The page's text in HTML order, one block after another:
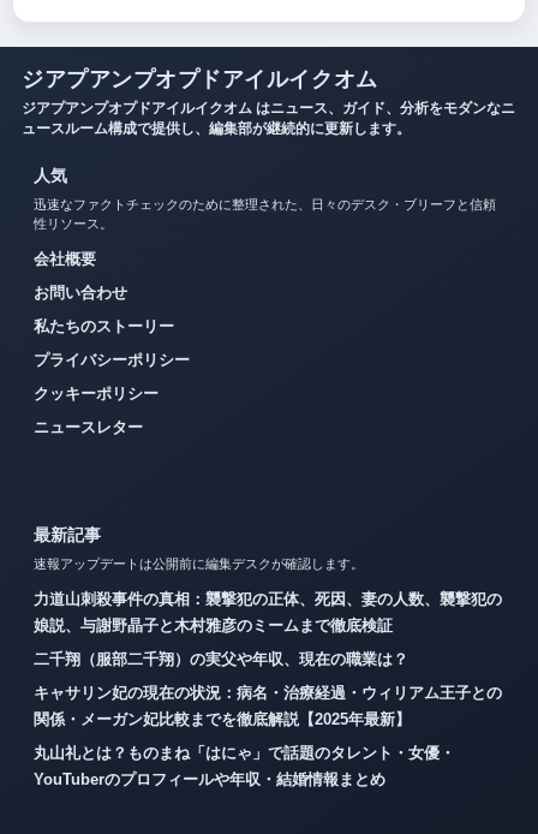
ジアプアンプオプドアイルイクオム
ジアプアンプオプドアイルイクオム はニュース、ガイド、分析をモダンなニ
ュースルーム構成で提供し、編集部が継続的に更新します。
人気
迅速なファクトチェックのために整理された、日々のデスク・ブリーフと信頼
性リソース。
会社概要
お問い合わせ
私たちのストーリー
プライバシーポリシー
クッキーポリシー
ニュースレター
最新記事
速報アップデートは公開前に編集デスクが確認します。
力道山刺殺事件の真相：襲撃犯の正体、死因、妻の人数、襲撃犯の
娘説、与謝野晶子と木村雅彦のミームまで徹底検証
二千翔（服部二千翔）の実父や年収、現在の職業は？
キャサリン妃の現在の状況：病名・治療経過・ウィリアム王子との
関係・メーガン妃比較までを徹底解説【2025年最新】
丸山礼とは？ものまね「はにゃ」で話題のタレント・女優・
YouTuberのプロフィールや年収・結婚情報まとめ